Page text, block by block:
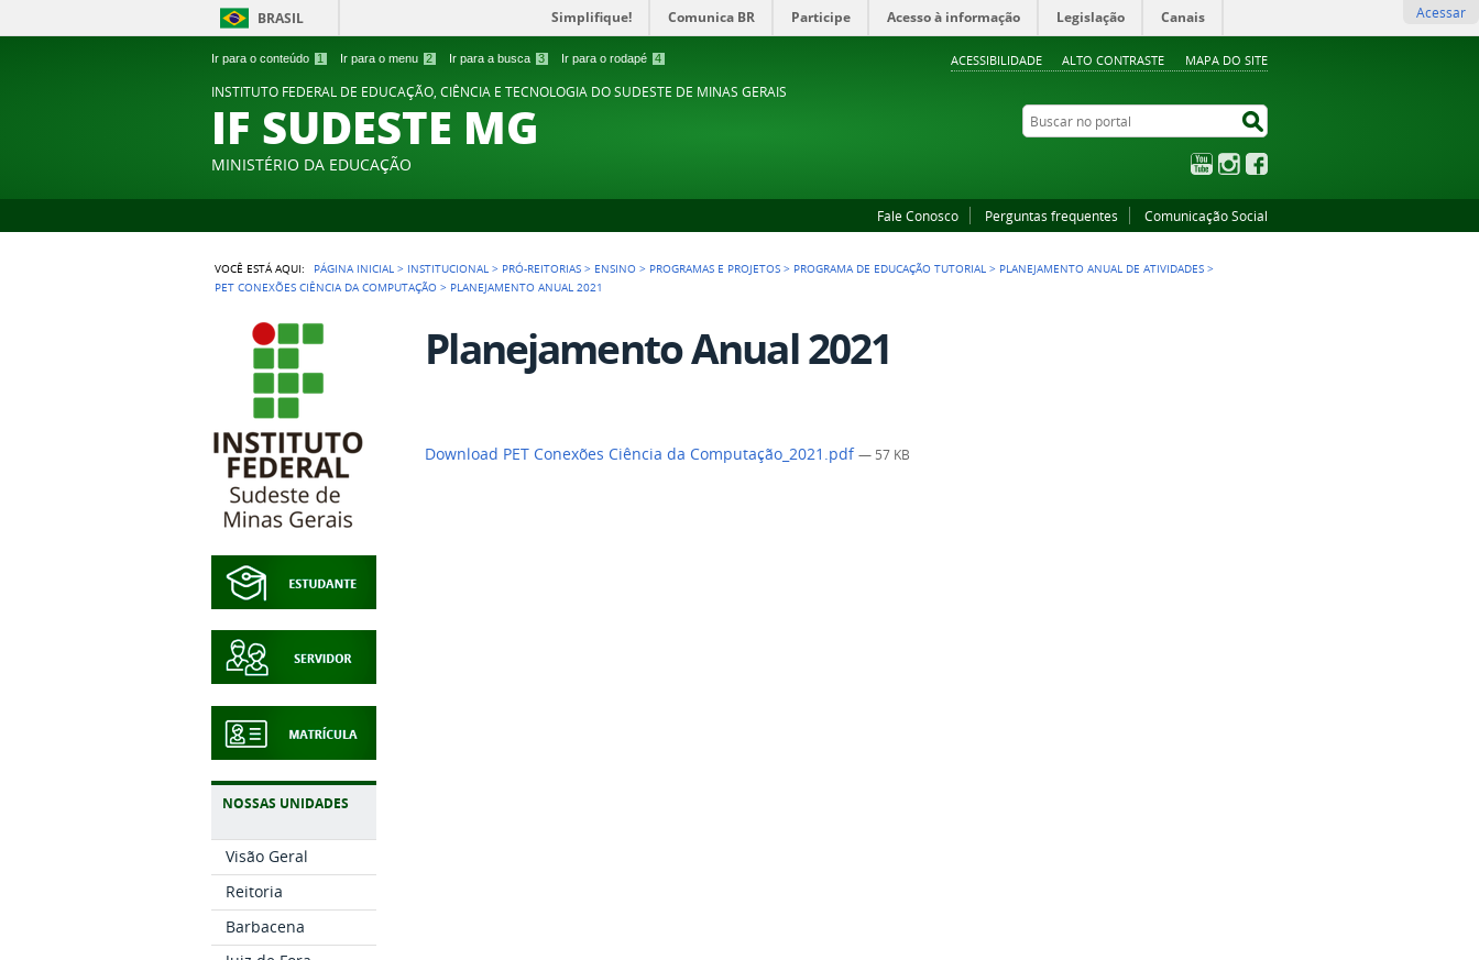
Ir para o conteúdo 1 Ir para o menu 2 Ir para a busca 3 Ir para o rodapé 4 ACESSIBILIDADE ALTO CONTRASTE MAPA DO SITE
BRASIL Simplifique! Comunica BR Participe Acesso à informação Legislação Canais Acessar
INSTITUTO FEDERAL DE EDUCAÇÃO, CIÊNCIA E TECNOLOGIA DO SUDESTE DE MINAS GERAIS
IF SUDESTE MG
MINISTÉRIO DA EDUCAÇÃO
Buscar no portal
YouTubeInstagram
Fale Conosco Perguntas frequentes Comunicação Social
VOCÊ ESTÁ AQUI: PÁGINA INICIAL > INSTITUCIONAL > PRÓ-REITORIAS > ENSINO > PROGRAMAS E PROJETOS > PROGRAMA DE EDUCAÇÃO TUTORIAL > PLANEJAMENTO ANUAL DE ATIVIDADES >
PET CONEXÕES CIÊNCIA DA COMPUTAÇÃO > PLANEJAMENTO ANUAL 2021
NOSSAS UNIDADES
Visão Geral
Reitoria
Barbacena
Planejamento Anual 2021
Download PET Conexões Ciência da Computação_2021.pdf— 57 KB